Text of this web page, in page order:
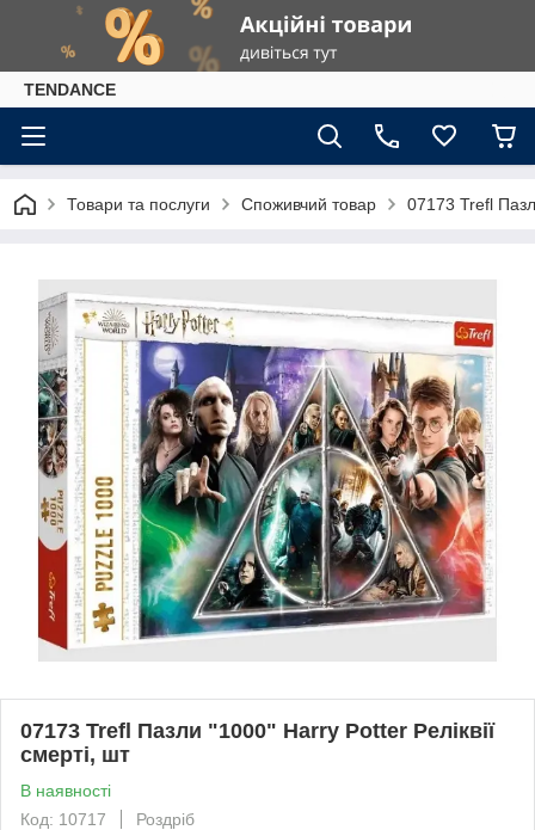
TENDANCE
Товари та послуги Споживчий товар 07173 Trefl
07173 Trefl Пазли "1000" Harry Potter Реліквії
смерті, шт
В наявності
Код: 10717
Роздріб